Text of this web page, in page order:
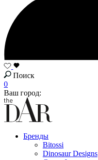
Поиск
0
Ваш город:
Бренды
Bitossi
Dinosaur Designs